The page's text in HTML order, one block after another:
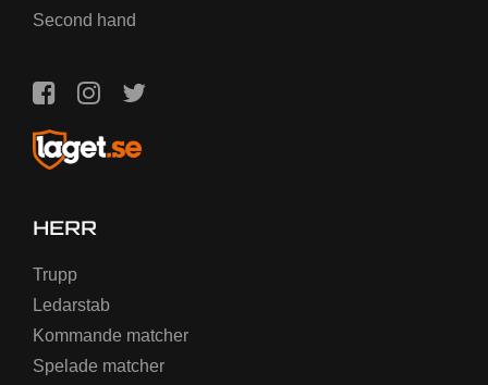
Second hand
HERR
Trupp
Ledarstab
Kommande matcher
Spelade matcher